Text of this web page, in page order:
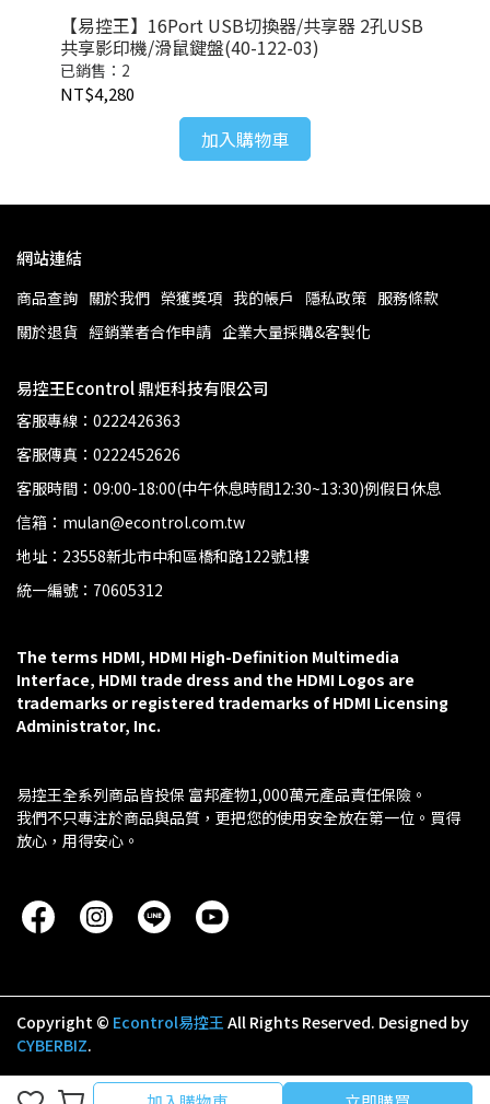
【易控王】16Port USB切換器/共享器 2孔USB
共享影印機/滑鼠鍵盤(40-122-03)
已銷售：2
NT$4,280
加入購物車
網站連結
商品查詢 關於我們 榮獲獎項 我的帳戶 隱私政策 服務條款
關於退貨 經銷業者合作申請 企業大量採購&客製化
易控王Econtrol 鼎炬科技有限公司
客服專線：0222426363
客服傳真：0222452626
客服時間：09:00-18:00(中午休息時間12:30~13:30)例假日休息
信箱：mulan@econtrol.com.tw
地址：23558新北市中和區橋和路122號1樓
統一編號：70605312
The terms HDMI, HDMI High-Definition Multimedia
Interface, HDMI trade dress and the HDMI Logos are
trademarks or registered trademarks of HDMI Licensing
Administrator, Inc.
易控王全系列商品皆投保 富邦產物1,000萬元產品責任保險。
我們不只專注於商品與品質，更把您的使用安全放在第一位。買得
放心，用得安心。
Copyright © Econtrol易控王 All Rights Reserved. Designed by
CYBERBIZ.